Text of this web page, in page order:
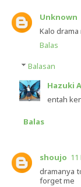
Unknown
Kalo
Balas
Balasan
Hazuki
entah
Balas
shoujo
dramanya
forget me